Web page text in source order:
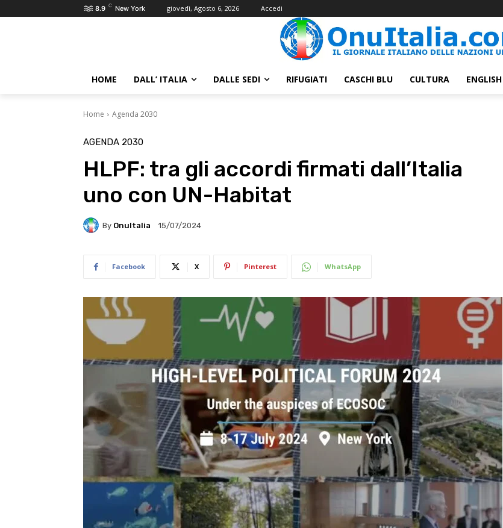
8.9 C New York giovedì, Agosto 6, 2026 Accedi
HOME DALL’ ITALIA DALLE SEDI RIFUGIATI CASCHI BLU CULTURA ENGLISH
Home Agenda 2030
AGENDA 2030
HLPF: tra gli accordi firmati dall’Italia
uno con UN-Habitat
By OnuItalia 15/07/2024
Facebook X Pinterest WhatsApp